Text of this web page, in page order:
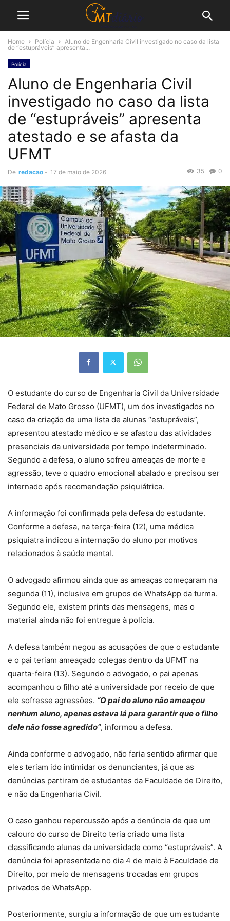
Home Polícia
Aluno de Engenharia Civil investigado no caso da lista
de “estupráveis” apresenta...
Polícia
Aluno de Engenharia Civil
investigado no caso da lista
de “estupráveis” apresenta
atestado e se afasta da
UFMT
De redacao - 17 de maio de 2026 0
35
O estudante do curso de Engenharia Civil da Universidade
Federal de Mato Grosso (UFMT), um dos investigados no
caso da criação de uma lista de alunas “estupráveis”,
apresentou atestado médico e se afastou das atividades
presenciais da universidade por tempo indeterminado.
Segundo a defesa, o aluno sofreu ameaças de morte e
agressão, teve o quadro emocional abalado e precisou ser
internado após recomendação psiquiátrica.
A informação foi confirmada pela defesa do estudante.
Conforme a defesa, na terça-feira (12), uma médica
psiquiatra indicou a internação do aluno por motivos
relacionados à saúde mental.
O advogado afirmou ainda que as ameaças começaram na
segunda (11), inclusive em grupos de WhatsApp da turma.
Segundo ele, existem prints das mensagens, mas o
material ainda não foi entregue à polícia.
A defesa também negou as acusações de que o estudante
e o pai teriam ameaçado colegas dentro da UFMT na
quarta-feira (13). Segundo o advogado, o pai apenas
acompanhou o filho até a universidade por receio de que
ele sofresse agressões. “O pai do aluno não ameaçou
nenhum aluno, apenas estava lá para garantir que o filho
dele não fosse agredido”, informou a defesa.
Ainda conforme o advogado, não faria sentido afirmar que
eles teriam ido intimidar os denunciantes, já que as
denúncias partiram de estudantes da Faculdade de Direito,
e não da Engenharia Civil.
O caso ganhou repercussão após a denúncia de que um
calouro do curso de Direito teria criado uma lista
classificando alunas da universidade como “estupráveis”. A
denúncia foi apresentada no dia 4 de maio à Faculdade de
Direito, por meio de mensagens trocadas em grupos
privados de WhatsApp.
Posteriormente, surgiu a informação de que um estudante